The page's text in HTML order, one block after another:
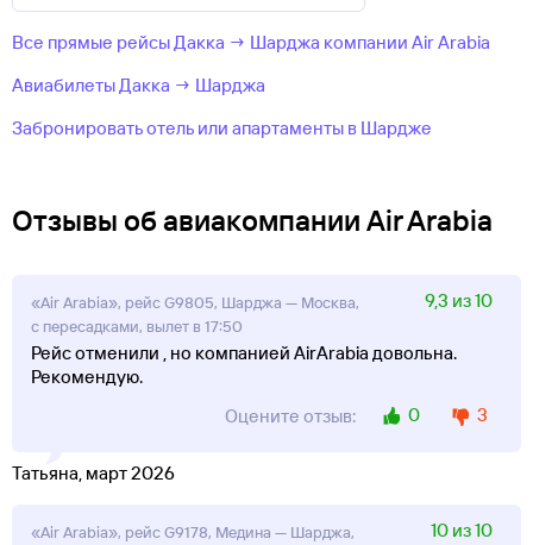
Все прямые рейсы Дакка → Шарджа компании Air Arabia
Авиабилеты Дакка → Шарджа
Забронировать отель или апартаменты в Шардже
Отзывы об авиакомпании Air Arabia
«Air Arabia», рейс G9805, Шарджа — Москва,
с пересадками, вылет в 17:50
9,3 из 10
Рейс отменили , но компанией AirArabia довольна.
Рекомендую.
Оцените отзыв:
0 3
Татьяна, март 2026
«Air Arabia», рейс G9178, Медина — Шарджа,
10 из 10